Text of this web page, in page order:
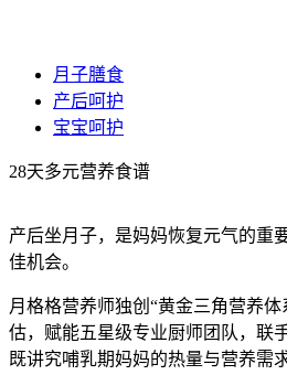
月子膳食
产后呵护
宝宝呵护
28天多元营养⻝谱
产后坐月子，是妈妈恢复元气的重
佳机会。
月格格营养师独创“黄金三角营养
估，赋能五星级专业厨师团队，联
既讲究哺乳期妈妈的热量与营养需